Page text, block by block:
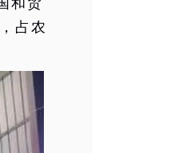
和贸
占农